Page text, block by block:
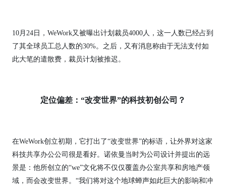
10月24日，WeWork又被曝出计划裁员4000人，这一人数已经占到
了其全球员工总人数的30%。之后，又有消息称由于无法支付如
此大笔的遣散费，裁员计划被推迟。
定位偏差：“改变世界”的科技初创公司？
在WeWork创立初期，它打出了“改变世界”的标语，让外界对这家
科技共享办公公司很是看好。诺依曼当时为公司设计并提出的远
景是：他所创立的“we”文化将不仅仅覆盖办公室共享和房地产领
域，而会改变世界。“我们将对这个地球蝉声如此巨大的影响和冲